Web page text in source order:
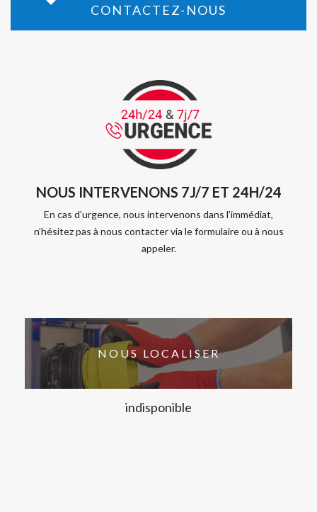
CONTACTEZ-NOUS
NOUS INTERVENONS 7J/7 ET 24H/24
En cas d’urgence, nous intervenons dans l’immédiat,
n’hésitez pas à nous contacter via le formulaire ou à nous
appeler.
NOUS LOCALISER
indisponible